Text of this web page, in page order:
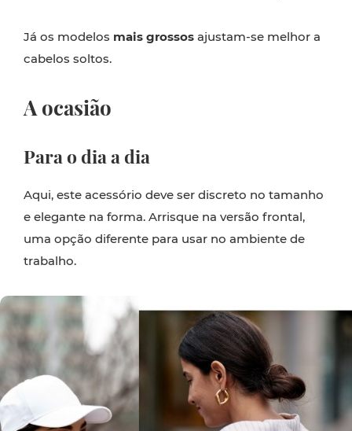
Já os modelos mais grossos ajustam-se melhor a
cabelos soltos.
A ocasião
Para o dia a dia
Aqui, este acessório deve ser discreto no tamanho
e elegante na forma. Arrisque na versão frontal,
uma opção diferente para usar no ambiente de
trabalho.